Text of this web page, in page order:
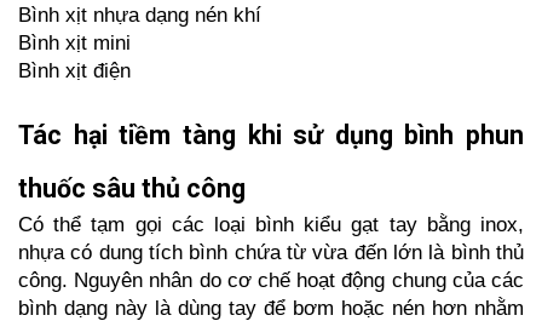
Bình xịt nhựa dạng nén khí
Bình xịt mini
Bình xịt điện
Tác hại tiềm tàng khi sử dụng bình phun
thuốc sâu thủ công
Có thể tạm gọi các loại bình kiểu gạt tay bằng inox,
nhựa có dung tích bình chứa từ vừa đến lớn là bình thủ
công. Nguyên nhân do cơ chế hoạt động chung của các
bình dạng này là dùng tay để bơm hoặc nén hơn nhằm